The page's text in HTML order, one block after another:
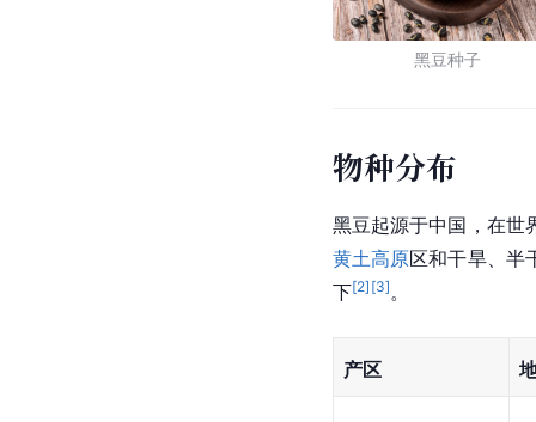
黑豆种子
物种分布
黑豆起源于中国，在世
黄土高原区和干旱、半
下[2] [3]。
产区